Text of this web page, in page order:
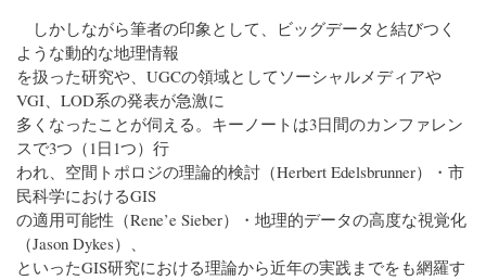
しかしながら筆者の印象として、ビッグデータと結びつく
ような動的な地理情報
を扱った研究や、UGCの領域としてソーシャルメディアや
VGI、LOD系の発表が急激に
多くなったことが伺える。キーノートは3日間のカンファレン
スで3つ（1日1つ）行
われ、空間トポロジの理論的検討（Herbert Edelsbrunner）・市
民科学におけるGIS
の適用可能性（Rene’e Sieber）・地理的データの高度な視覚化
（Jason Dykes）、
といったGIS研究における理論から近年の実践までをも網羅す